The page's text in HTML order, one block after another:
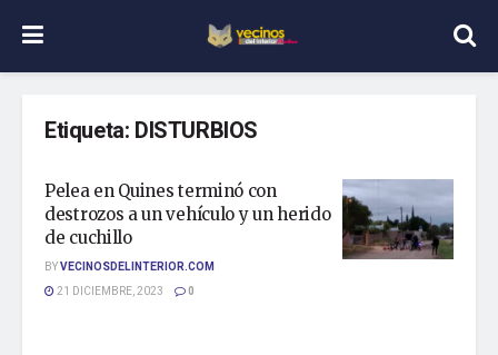
Etiqueta: DISTURBIOS
Pelea en Quines terminó con
destrozos a un vehículo y un herido
de cuchillo
BYVECINOSDELINTERIOR.COM
21 DICIEMBRE, 2023
0